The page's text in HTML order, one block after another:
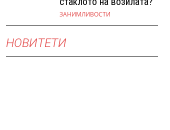
ЗАНИМЛИВОСТИ
НОВИТЕТИ